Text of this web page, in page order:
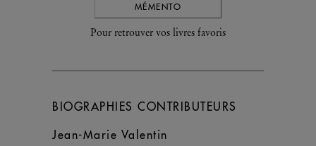
MÉMENTO
Pour retrouver vos livres favoris
BIOGRAPHIES CONTRIBUTEURS
Jean-Marie Valentin